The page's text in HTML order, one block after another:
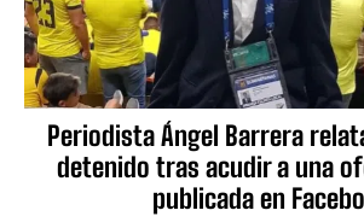
Periodista Ángel Barrera
detenido tras acudir a una
publicada en